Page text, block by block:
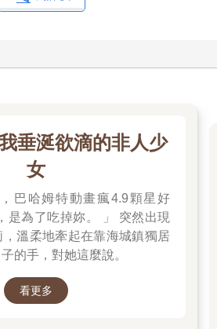
垂涎欲滴的非人少
女
巴哈姆特動畫瘋4.9顆星好
是為了吃掉妳。 」 突然出現
溫柔地牽起在靠海城鎮獨居
的手，對她這麼說。
看更多